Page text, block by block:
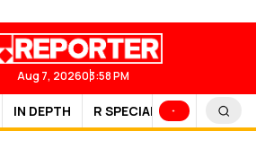
Aug 7, 202603:58 PM
IN DEPTH R SPECIAL SPORTS